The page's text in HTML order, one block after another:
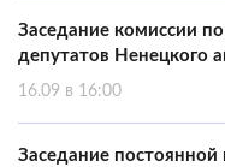
Заседание комиссии
депутатов Ненецкого
16.09 в 16:00
Заседание